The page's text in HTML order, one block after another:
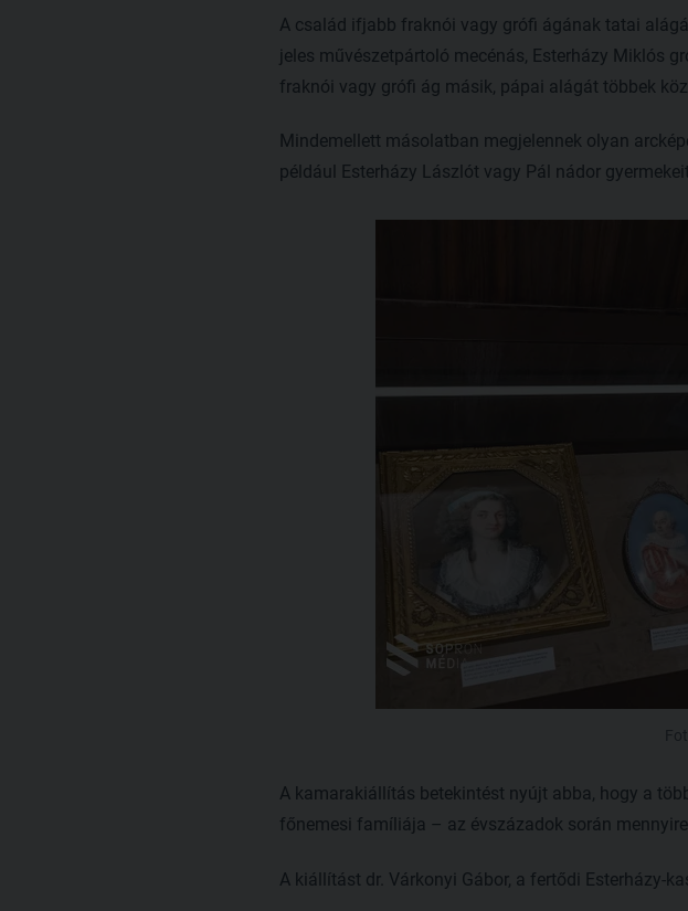
A család ifjabb fraknói vagy grófi ágának tatai
jeles művészetpártoló mecénás, Esterházy Miklós
fraknói vagy grófi ág másik, pápai alágát többek
Mindemellett másolatban megjelennek olyan
például Esterházy Lászlót vagy Pál nádor
A kamarakiállítás betekintést nyújt abba, hogy a
főnemesi famíliája – az évszázadok során
A kiállítást dr. Várkonyi Gábor, a fertődi Esterházy-